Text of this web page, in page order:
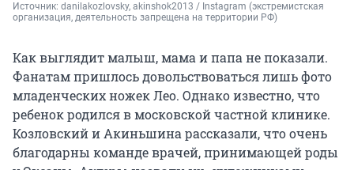
Источник: danilakozlovsky, akinshok2013 / Instagram (экстремистская
организация, деятельность запрещена на территории РФ)
Как выглядит малыш, мама и папа не показали.
Фанатам пришлось довольствоваться лишь фото
младенческих ножек Лео. Однако известно, что
ребенок родился в московской частной клинике.
Козловский и Акиньшина рассказали, что очень
благодарны команде врачей, принимающей роды